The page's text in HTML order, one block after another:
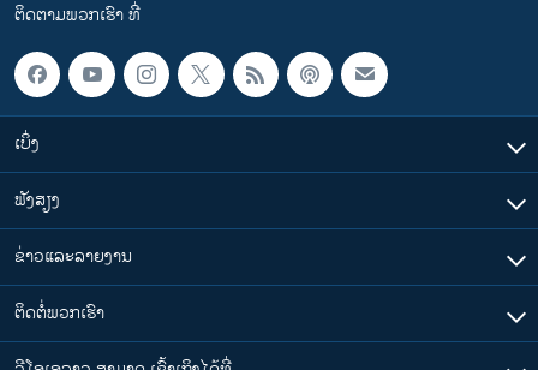
ຕິດຕາມພວກເຮົາ ທີ່
ເບິ່ງ
ຟັງສຽງ
ຂ່າວແລະລາຍງານ
ຕິດຕໍ່ພວກເຮົາ